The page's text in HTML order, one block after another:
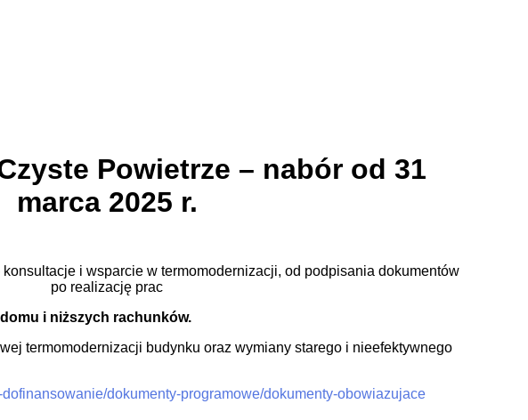
Powietrze – nabór od 31
marca 2025 r.
i niższych rachunków.
termomodernizacji budynku oraz wymiany starego i nieefektywnego
dokumenty-programowe/dokumenty-obowiazujace